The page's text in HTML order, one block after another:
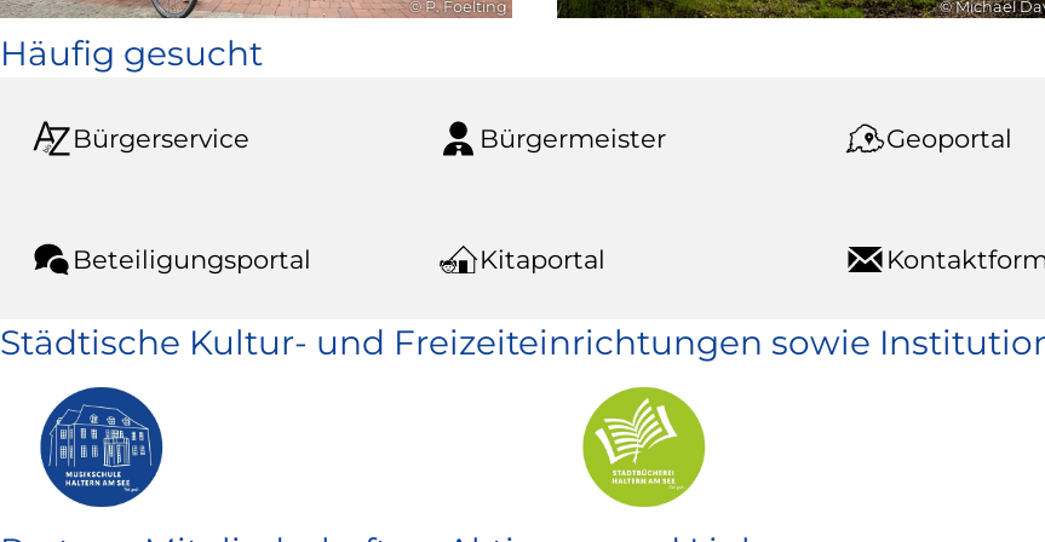
© P. Foelting © Michael
Häufig gesucht
Bürgerservice Bürgermeister Geoportal
Beteiligungsportal Kitaportal
Städtische Kultur- und Freizeiteinrichtungen sowie